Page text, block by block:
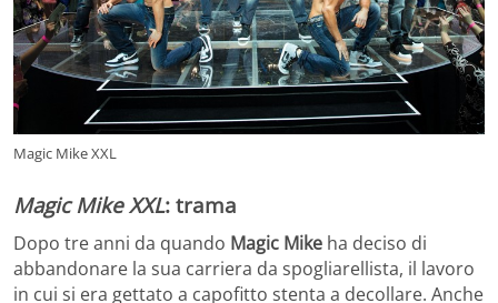
Magic Mike XXL
Magic Mike XXL: trama
Dopo tre anni da quando Magic Mike ha deciso di
abbandonare la sua carriera da spogliarellista, il lavoro
in cui si era gettato a capofitto stenta a decollare. Anche